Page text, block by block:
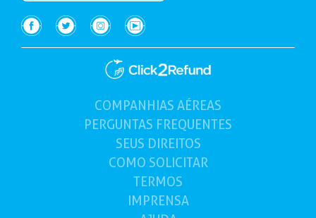
COMPANHIAS AÉREAS
PERGUNTAS FREQUENTES
SEUS DIREITOS
COMO SOLICITAR
TERMOS
IMPRENSA